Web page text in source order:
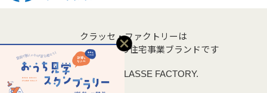
クラッセ・ファクトリーは
クラッセ住宅販売の住宅事業ブランドです
Copyright © CLASSE FACTORY.